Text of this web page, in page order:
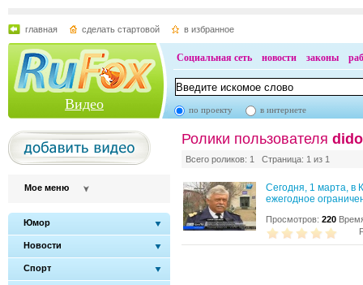
главная сделать стартовой в избранное
Видео
Социальная сеть новости законы
по проекту в интернете
Мое меню
Юмор
Новости
Спорт
Ролики пользователя
Всего роликов: 1 Страница: 1 из 1
Сегодня, 1 марта, в
ежегодное
Просмотров: 220